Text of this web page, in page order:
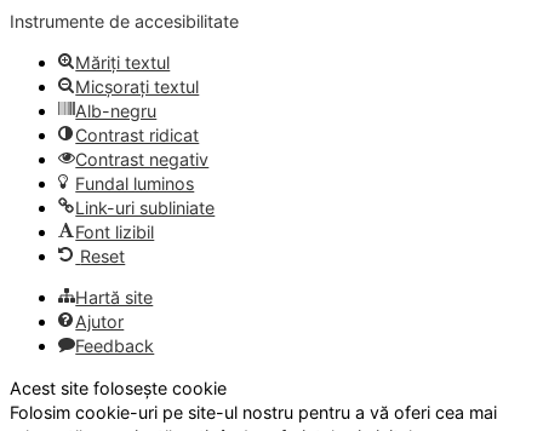
Instrumente de accesibilitate
Măriți textul
Micșorați textul
Alb-negru
Contrast ridicat
Contrast negativ
Fundal luminos
Link-uri subliniate
Font lizibil
Reset
Hartă site
Ajutor
Feedback
Acest site folosește cookie
Folosim cookie-uri pe site-ul nostru pentru a vă oferi cea mai